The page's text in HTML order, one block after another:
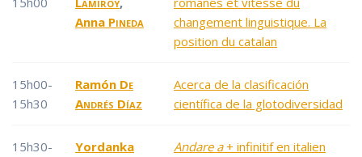
Anna Pineda
changement linguistique. La
position du catalan
15h00-
15h30
Ramón De
Andrés Díaz
Acerca de la clasificación
científica de la glotodiversidad
15h30-
Yordanka
Andare a+ infinitif en italien